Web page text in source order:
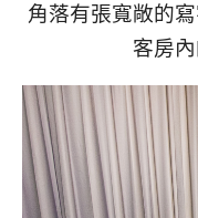
角落有張寬敞的
客房